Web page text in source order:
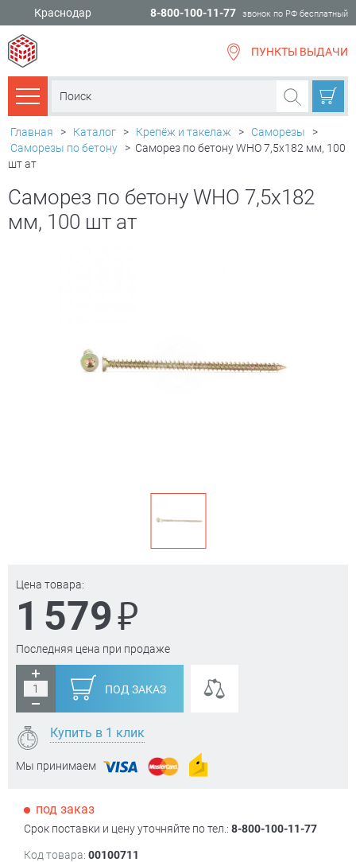
Краснодар 8-800-100-11-77 звонок по РФ бесплатный
ПУНКТЫ ВЫДАЧИ
Каталог товаров
Главная > Каталог > Крепёж и такелаж > Саморезы
>
Саморезы по бетону > Саморез по бетону WHO 7,5х182 мм, 100
шт ат
Саморез по бетону WHO 7,5х182
мм, 100 шт ат
Цена товара:
1 579₽
Последняя цена при продаже
ПОД ЗАКАЗ
Купить в 1 клик
Мы принимаем
под заказ
Срок поставки и цену уточняйте по тел.: 8-800-100-11-77
Код товара: 00100711